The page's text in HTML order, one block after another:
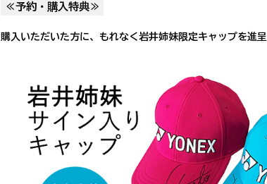
≪予約・購入特典≫
購入いただいた方に、もれなく岩井姉妹限定キャップを進呈